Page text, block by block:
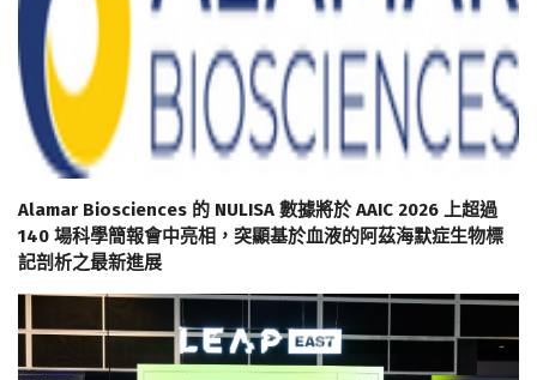
Alamar Biosciences 的 NULISA 數據將於 AAIC 2026 上超過
140 場科學簡報會中亮相，突顯基於血液的阿茲海默症生物標
記剖析之最新進展